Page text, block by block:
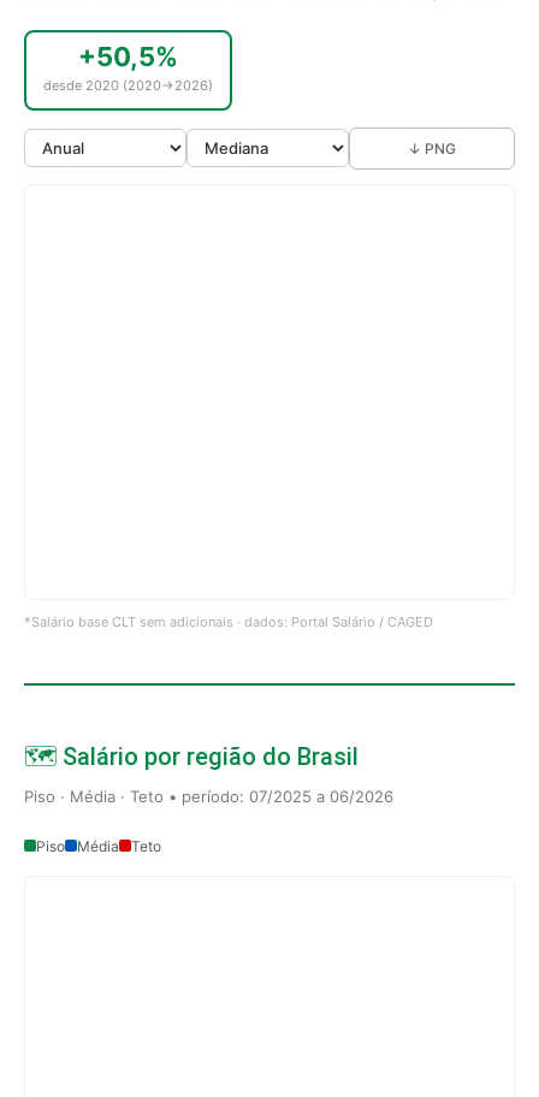
+50,5%
desde 2020 (2020→2026)
↓ PNG
*Salário base CLT sem adicionais · dados: Portal Salário / CAGED
🗺️ Salário por região do Brasil
Piso · Média · Teto • período: 07/2025 a 06/2026
Piso Média Teto